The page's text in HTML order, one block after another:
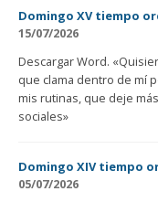
Domingo XV tiempo
15/07/2026
Descargar Word.
que clama dentro de mí
mis rutinas, que deje
sociales»
Domingo XIV tiempo
05/07/2026